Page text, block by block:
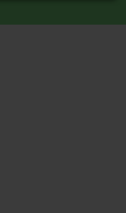
Radlzeit und freut